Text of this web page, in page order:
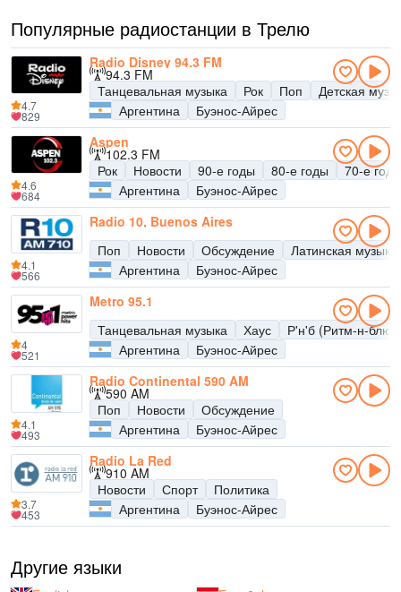
Популярные радиостанции в Трелю
Radio Disney 94.3 FM
94.3 FM
Танцевальная музыка
Рок Поп
Детская
Аргентина
Буэнос-Айрес
4.7
829
Aspen
102.3 FM
Рок
Новости 90-е годы 80-е годы
70-е годы
Аргентина
Буэнос-Айрес
4.6
684
Radio 10, Buenos Aires
Поп
Новости Обсуждение
Латинская музыка
Аргентина
Буэнос-Айрес
4.1
566
Metro 95.1
Танцевальная музыка
Хаус
Р'н'б (Ритм-н-блюз)
Аргентина
Буэнос-Айрес
4
521
Radio Continental 590 AM
590 AM
Поп
Новости
Обсуждение
Аргентина
Буэнос-Айрес
4.1
493
Radio La Red
910 AM
Новости
Спорт
Политика
Аргентина
Буэнос-Айрес
3.7
453
Другие языки